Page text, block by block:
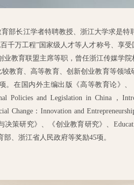
部长江学者特聘教授、浙江大学求是
千万工程”国家级人才等人才称号、享
业教育联盟主席等职，曾任浙江传媒学
较教育、高等教育、创新创业教育等领
。在国内外主编出版《高等教育论》
Policies and Legislation in China ，
Change：Innovation and
决策研究》、《创业教育研究》、
部、浙江省人民政府等奖励45项。